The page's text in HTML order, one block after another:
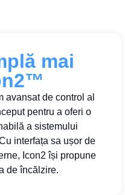
mai
avansat de control al
pentru a oferi o
a sistemului
interfața sa ușor de
Icon2 își propune
de încălzire.